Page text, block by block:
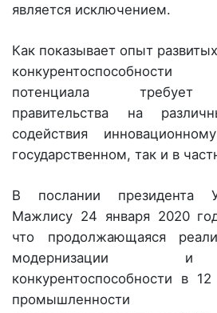
является исключением.
Как показывает опыт
потенциала требует
правительства на
содействия
государственном, так и в
В послании президента
Мажлису 24 января 2020
что продолжающаяся
модернизации и
конкурентоспособности в
промышленности